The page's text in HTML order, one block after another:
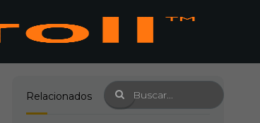
Relacionados